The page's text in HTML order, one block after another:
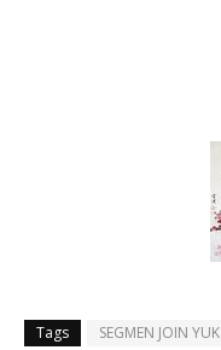
Tags SEGMEN JOIN YUK